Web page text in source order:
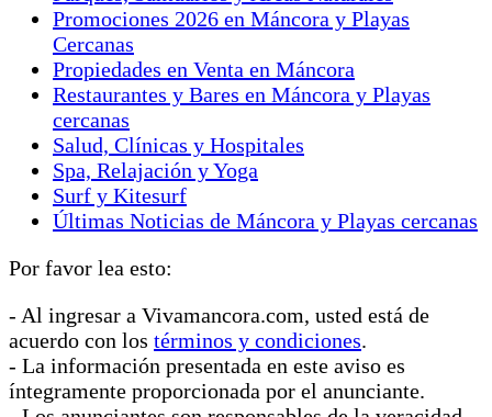
Promociones 2026 en Máncora y Playas
Cercanas
Propiedades en Venta en Máncora
Restaurantes y Bares en Máncora y Playas
cercanas
Salud, Clínicas y Hospitales
Spa, Relajación y Yoga
Surf y Kitesurf
Últimas Noticias de Máncora y Playas cercanas
Por favor lea esto:
- Al ingresar a Vivamancora.com, usted está de
acuerdo con los términos y condiciones.
- La información presentada en este aviso es
íntegramente proporcionada por el anunciante.